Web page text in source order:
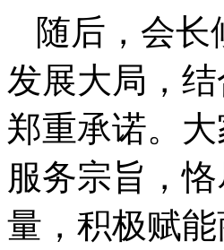
随后，会
发展大局，
郑重承诺。
服务宗旨，
量，积极赋